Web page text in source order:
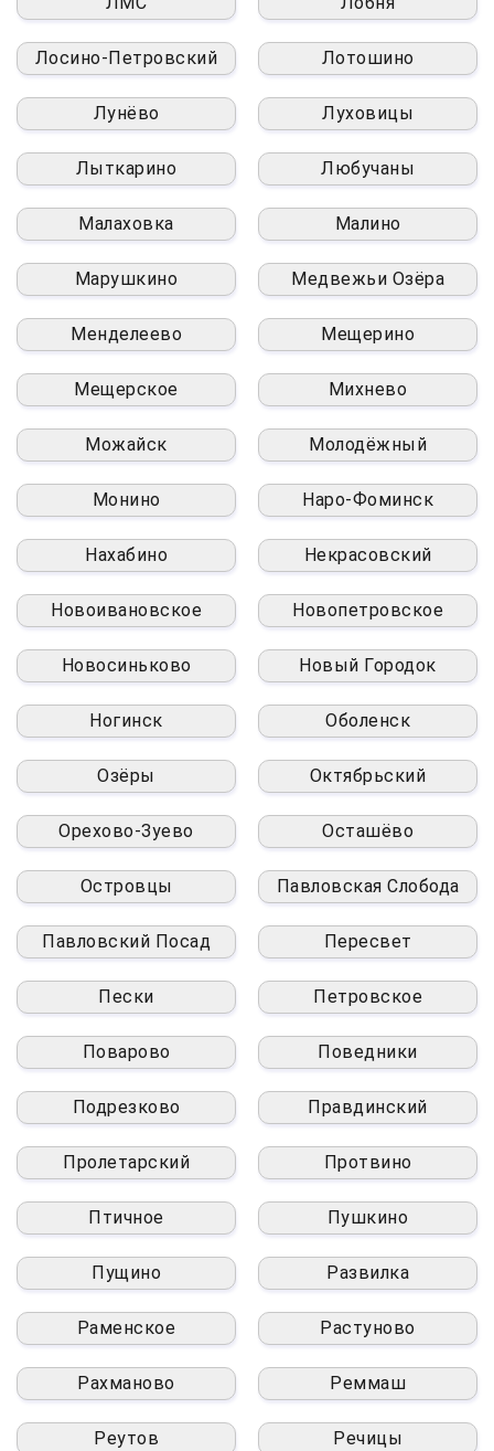
Лосино-Петровский Лотошино
Лунёво Луховицы
Лыткарино Любучаны
Малаховка Малино
Марушкино Медвежьи Озёра
Менделеево Мещерино
Мещерское Михнево
Можайск Молодёжный
Монино Наро-Фоминск
Нахабино Некрасовский
Новоивановское Новопетровское
Новосиньково Новый Городок
Ногинск Оболенск
Озёры Октябрьский
Орехово-Зуево Осташёво
Островцы Павловская Слобода
Павловский Посад Пересвет
Пески Петровское
Поварово Поведники
Подрезково Правдинский
Пролетарский Протвино
Птичное Пушкино
Пущино Развилка
Раменское Растуново
Рахманово Реммаш
Реутов Речицы